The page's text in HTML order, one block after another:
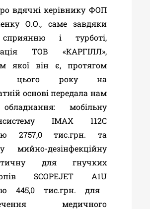
вдячні керівнику ФОП
О.О., саме завдяки
і турботі,
ТОВ «КАРГІЛЛ»,
якої він є, протягом
цього року на
основі передала нам
мобільну
ІМАХ 112С
2757,0 тис.грн. та
мийно-дезінфекційну
для гнучких
SCOPEJET A1U
445,0 тис.грн. для
медичного